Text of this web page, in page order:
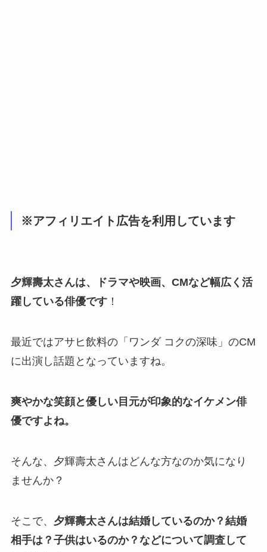
※アフィリエイト広告を利用しています
夕輝壽太さんは、ドラマや映画、CMなど幅広く活
躍している俳優です！
最近ではアサヒ飲料の「ワンダ コクの深味」のCM
に出演し話題となっていますね。
爽やかな笑顔と優しい目元が印象的なイケメン俳
優ですよね。
そんな、夕輝壽太さんはどんな方なのか気になり
ませんか？
そこで、 夕輝壽太さんは結婚しているのか？結婚
相手は？子供はいるのか？などについて調査して